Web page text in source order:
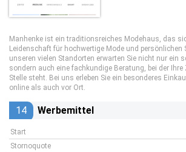
Manhenke ist ein traditionsreiches Modehaus, das
Leidenschaft für hochwertige Mode und persönlichen
unseren vielen Standorten erwarten Sie nicht nur ein
sondern auch eine fachkundige Beratung, bei der
Stelle steht. Bei uns erleben Sie ein besonderes
online als auch vor Ort.
14 Werbemittel
Start
Stornoquote